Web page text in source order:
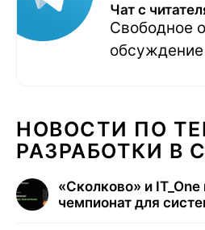
Чат с
Свободное
НОВОСТИ ПО
РАЗРАБОТКИ В
«Сколково» и IT_One проведут онлайн-
чемпионат для